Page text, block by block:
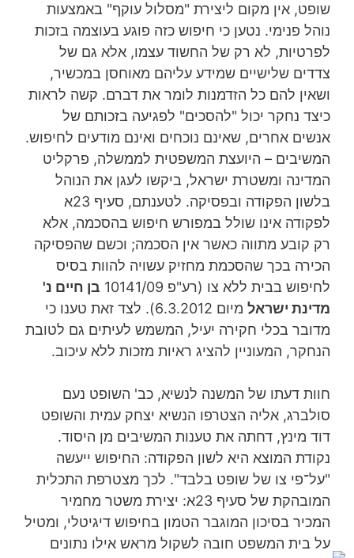
שופט, אין מקום ליצירת "מסלול עוקף" באמצעות
נוהל פנימי. נטען כי חיפוש כזה פוגע בעוצמה בזכות
לפרטיות, לא רק של החשוד עצמו, אלא גם של
צדדים שלישיים שמידע עליהם מאוחסן במכשיר,
ושאין להם כל הזדמנות לומר את דברם. קשה לראות
כיצד נחקר יכול "להסכים" לפגיעה בזכותם של
אנשים אחרים, שאינם נוכחים ואינם מודעים לחיפוש.
המשיבים – היועצת המשפטית לממשלה, פרקליט
המדינה ומשטרת ישראל, ביקשו לעגן את הנוהל
בלשון הפקודה ובפסיקה. לטענתם, סעיף 23א
לפקודה אינו שולל במפורש חיפוש בהסכמה, אלא
רק קובע מתווה כאשר אין הסכמה; וכשם שהפסיקה
הכירה בכך שהסכמת מחזיק עשויה להוות בסיס
לחיפוש בבית ללא צו (רע"פ 10141/09
בן חיים נ'
מדינת ישראל
מיום 6.3.2012). לצד זאת טענו כי
מדובר בכלי חקירה יעיל, המשמש לעיתים גם לטובת
הנחקר, המעוניין להציג ראיות מזכות ללא עיכוב.
חוות דעתו של המשנה לנשיא, כב' השופט נעם
סולברג, אליה הצטרפו הנשיא יצחק עמית והשופט
דוד מינץ, דחתה את טענות המשיבים מן היסוד.
נקודת המוצא היא לשון הפקודה: החיפוש ייעשה
"על־פי צו של שופט בלבד". לכך מצטרפת התכלית
המובהקת של סעיף 23א: יצירת משטר מחמיר
המכיר בסיכון המוגבר הטמון בחיפוש דיגיטלי, ומטיל
על בית המשפט חובה לשקול מראש אילו נתונים